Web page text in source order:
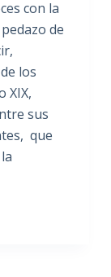
con la
de
los
XIX,
sus
que